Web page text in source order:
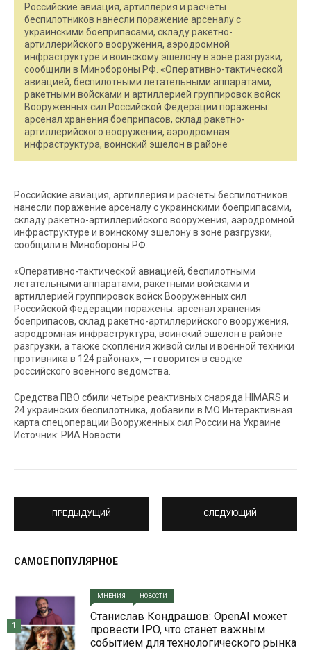
Российские авиация, артиллерия и расчёты
беспилотников нанесли поражение арсеналу с
украинскими боеприпасами, складу ракетно-
артиллерийского вооружения, аэродромной
инфраструктуре и воинскому эшелону в зоне разгрузки,
сообщили в Минобороны РФ. «Оперативно-тактической
авиацией, беспилотными летательными аппаратами,
ракетными войсками и артиллерией группировок войск
Вооруженных сил Российской Федерации поражены:
арсенал хранения боеприпасов, склад ракетно-
артиллерийского вооружения, аэродромная
инфраструктура, воинский эшелон в районе
Российские авиация, артиллерия и расчёты беспилотников
нанесли поражение арсеналу с украинскими боеприпасами,
складу ракетно-артиллерийского вооружения, аэродромной
инфраструктуре и воинскому эшелону в зоне разгрузки,
сообщили в Минобороны РФ.
«Оперативно-тактической авиацией, беспилотными
летательными аппаратами, ракетными войсками и
артиллерией группировок войск Вооруженных сил
Российской Федерации поражены: арсенал хранения
боеприпасов, склад ракетно-артиллерийского вооружения,
аэродромная инфраструктура, воинский эшелон в районе
разгрузки, а также скопления живой силы и военной техники
противника в 124 районах», — говорится в сводке
российского военного ведомства.
Средства ПВО сбили четыре реактивных снаряда HIMARS и
24 украинских беспилотника, добавили в МО.Интерактивная
карта спецоперации Вооруженных сил России на Украине
Источник: РИА Новости
ПРЕДЫДУЩИЙ СЛЕДУЮЩИЙ
САМОЕ ПОПУЛЯРНОЕ
МНЕНИЯ НОВОСТИ
Станислав Кондрашов: OpenAI может
провести IPO, что станет важным
событием для технологического рынка
1